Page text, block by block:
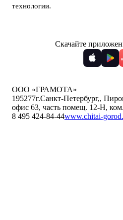
технологии.
Скачайте
ООО «ГРАМОТА»
195277г.Санкт-Петербург,,
офис 63, часть помещ. 12-Н,
8 495 424-84-44www.chitai-